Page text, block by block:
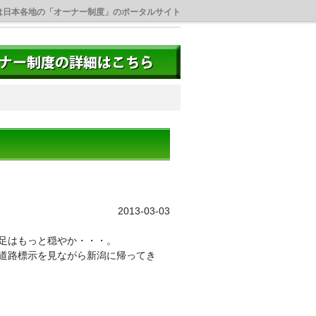
本各地の「オーナー制度」のポータルサイト
2013-03-03
もっと穏やか・・・。
標示を見ながら新潟に帰ってき